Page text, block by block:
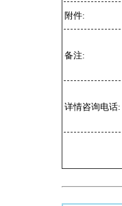
附件:
备注:
详情咨询电话: